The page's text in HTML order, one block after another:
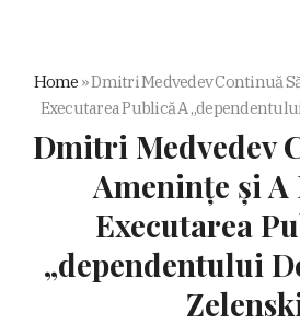
Home »Dmitri Medvedev Continuă
Executarea Publică A
Dmitri Medvedev
Amenințe și A
Executarea
„dependentului